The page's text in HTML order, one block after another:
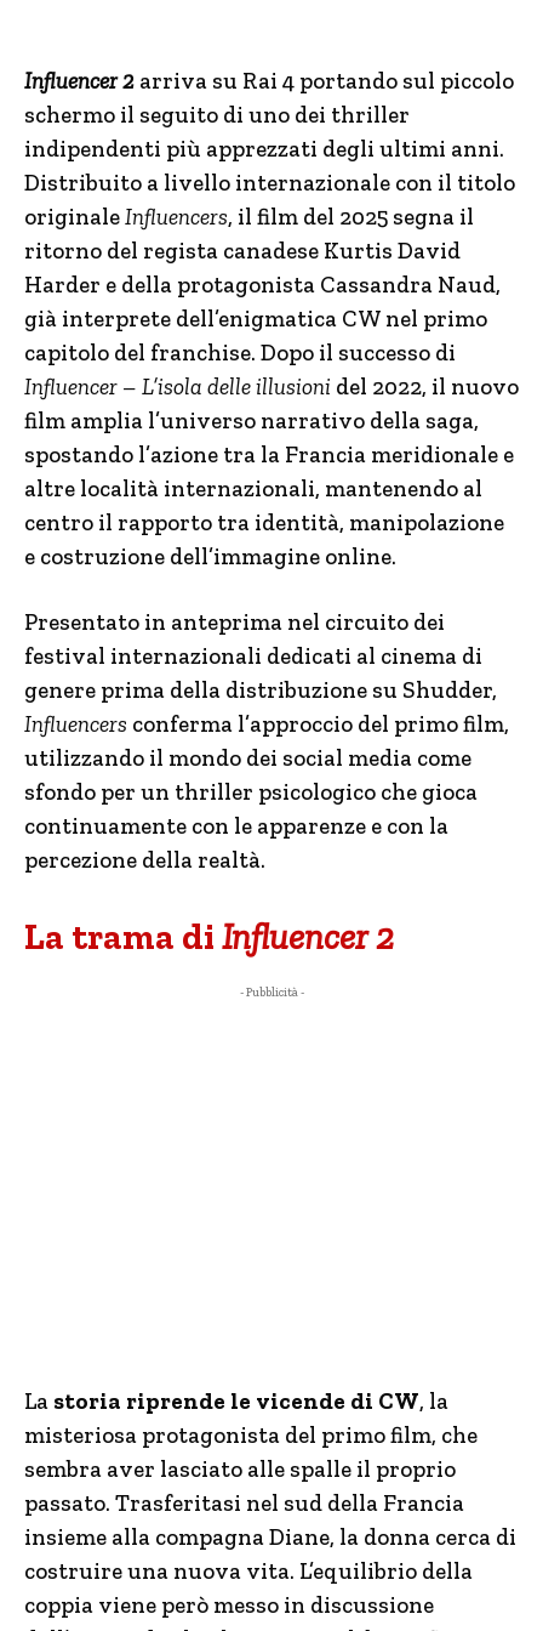
Influencer 2 arriva su Rai 4 portando sul piccolo
schermo il seguito di uno dei thriller
indipendenti più apprezzati degli ultimi anni.
Distribuito a livello internazionale con il titolo
originaleInfluencers, il film del 2025 segna il
ritorno del regista canadese Kurtis David
Harder e della protagonista Cassandra Naud,
già interprete dell’enigmatica CW nel primo
capitolo del franchise. Dopo il successo di
Influencer – L’isola delle illusioni del 2022, il nuovo
film amplia l’universo narrativo della saga,
spostando l’azione tra la Francia meridionale e
altre località internazionali, mantenendo al
centro il rapporto tra identità, manipolazione
e costruzione dell’immagine online.
Presentato in anteprima nel circuito dei
festival internazionali dedicati al cinema di
genere prima della distribuzione su Shudder,
Influencers conferma l’approccio del primo film,
utilizzando il mondo dei social media come
sfondo per un thriller psicologico che gioca
continuamente con le apparenze e con la
percezione della realtà.
La trama diInfluencer 2
- Pubblicità -
La storia riprende le vicende di CW, la
misteriosa protagonista del primo film, che
sembra aver lasciato alle spalle il proprio
passato. Trasferitasi nel sud della Francia
insieme alla compagna Diane, la donna cerca di
costruire una nuova vita. L’equilibrio della
coppia viene però messo in discussione